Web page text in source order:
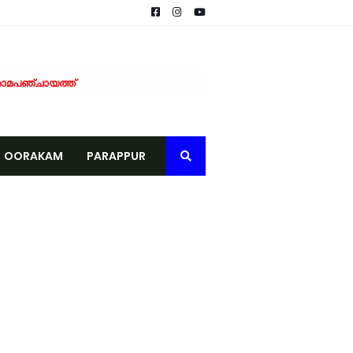
പരിശീലനം പൂർത്തിയായി
വിവരാവകാശ കമ്മീഷന്റെ ഉത്തരവ്
ഒരുങ്ങി ടെലികോം കമ്പനികള്
കണ്ടെത്തി
മരുന്ന് വിതരണം നടത്തി
ചെയ്യണം; യൂത്ത് ലീഗ് പോലീസിൽ നിവേദനം നൽകി
OORAKAM PARAPPUR